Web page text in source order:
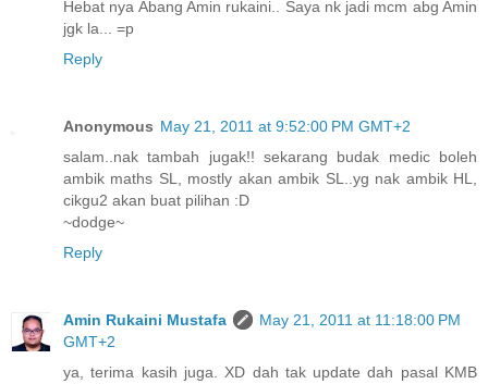
Hebat nya Abang Amin rukaini.. Saya nk jadi mcm abg Amin
jgk la... =p
Reply
Anonymous May 21, 2011 at 9:52:00 PM GMT+2
salam..nak tambah jugak!! sekarang budak medic boleh
ambik maths SL, mostly akan ambik SL..yg nak ambik HL,
cikgu2 akan buat pilihan :D
~dodge~
Reply
Amin Rukaini Mustafa
May 21, 2011 at 11:18:00 PM
GMT+2
ya, terima kasih juga. XD dah tak update dah pasal KMB